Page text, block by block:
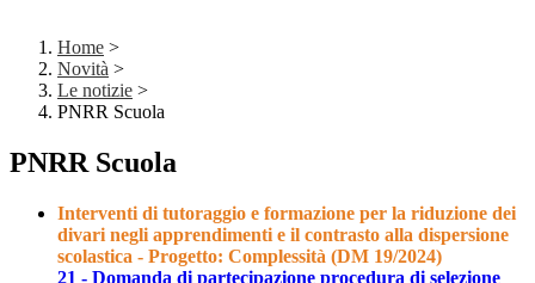
Home >
Novità >
Le notizie >
PNRR Scuola
PNRR Scuola
Interventi di tutoraggio e formazione per la riduzione dei
divari negli apprendimenti e il contrasto alla dispersione
scolastica - Progetto: Complessità (DM 19/2024)
21 - Domanda di partecipazione procedura di selezione